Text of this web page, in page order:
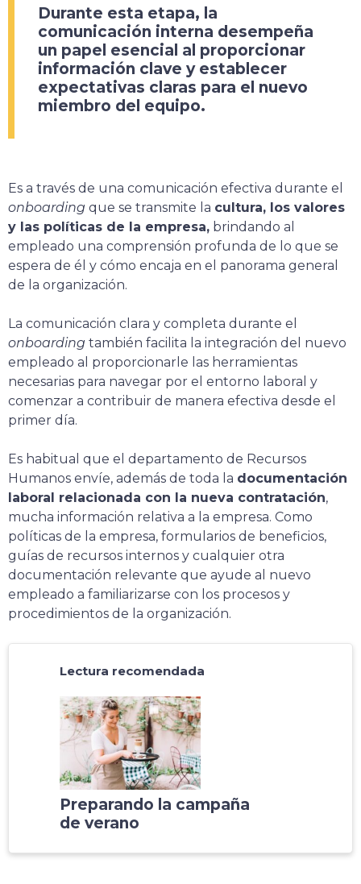
Durante esta etapa, la
comunicación interna desempeña
un papel esencial al proporcionar
información clave y establecer
expectativas claras para el nuevo
miembro del equipo.
Es a través de una comunicación efectiva durante el
onboarding que se transmite la cultura, los valores
y las políticas de la empresa, brindando al
empleado una comprensión profunda de lo que se
espera de él y cómo encaja en el panorama general
de la organización.
La comunicación clara y completa durante el
onboarding también facilita la integración del nuevo
empleado al proporcionarle las herramientas
necesarias para navegar por el entorno laboral y
comenzar a contribuir de manera efectiva desde el
primer día.
Es habitual que el departamento de Recursos
Humanos envíe, además de toda la documentación
laboral relacionada con la nueva contratación,
mucha información relativa a la empresa. Como
políticas de la empresa, formularios de beneficios,
guías de recursos internos y cualquier otra
documentación relevante que ayude al nuevo
empleado a familiarizarse con los procesos y
procedimientos de la organización.
Lectura recomendada
Preparando la campaña
de verano